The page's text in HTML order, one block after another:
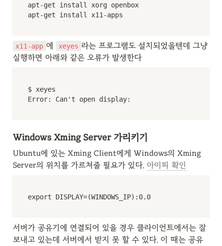
apt-get install xorg openbox
apt-get install x11-apps
x11-app 에 xeyes 라는 프로그램도 설치되었을텐데 그냥
실행하면 아래와 같은 오류가 발생한다
$ xeyes
Error: Can't open display:
Windows Xming Server 가리키기
Ubuntu에 있는 Xming Client에게 Windows의 Xming
Server의 위치를 가르쳐줄 필요가 있다. 아이피 확인
export DISPLAY=(WINDOWS_IP):0.0
서버가 공유기에 연결되어 있을 경우 클라이언트에서는 잘
보내고 있는데 서버에서 받지 못 할 수 있다. 이 때는 공유